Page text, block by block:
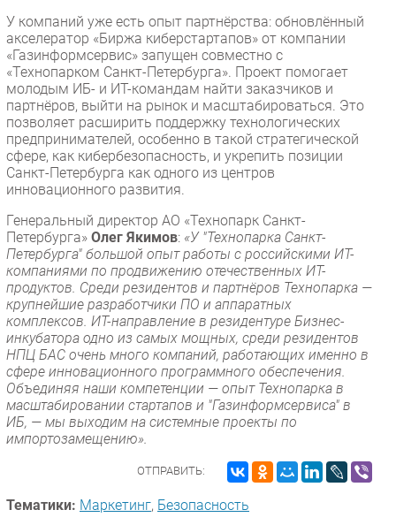
У компаний уже есть опыт партнёрства: обновлённый
акселератор «Биржа киберстартапов» от компании
«Газинформсервис» запущен совместно с
«Технопарком Санкт-Петербурга». Проект помогает
молодым ИБ- и ИТ-командам найти заказчиков и
партнёров, выйти на рынок и масштабироваться. Это
позволяет расширить поддержку технологических
предпринимателей, особенно в такой стратегической
сфере, как кибербезопасность, и укрепить позиции
Санкт-Петербурга как одного из центров
инновационного развития.
Генеральный директор АО «Технопарк Санкт-
Петербурга» Олег Якимов: «У "Технопарка Санкт-
Петербурга" большой опыт работы с российскими ИТ-
компаниями по продвижению отечественных ИТ-
продуктов. Среди резидентов и партнёров Технопарка —
крупнейшие разработчики ПО и аппаратных
комплексов. ИТ-направление в резидентуре Бизнес-
инкубатора одно из самых мощных, среди резидентов
НПЦ БАС очень много компаний, работающих именно в
сфере инновационного программного обеспечения.
Объединяя наши компетенции — опыт Технопарка в
масштабировании стартапов и "Газинформсервиса" в
ИБ, — мы выходим на системные проекты по
импортозамещению».
ОТПРАВИТЬ:
Тематики: Маркетинг, Безопасность